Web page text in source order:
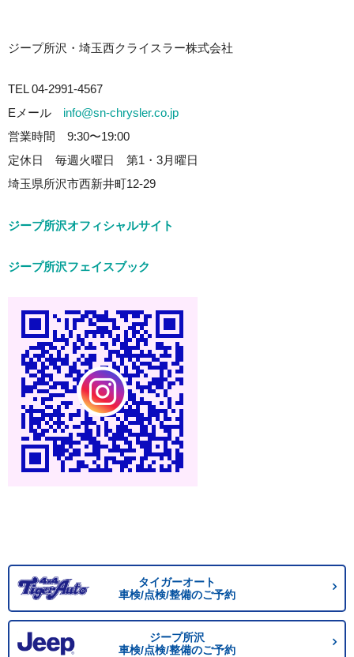
ジープ所沢・埼玉西クライスラー株式会社
TEL 04-2991-4567
Eメール info@sn-chrysler.co.jp
営業時間 9:30〜19:00
定休日 毎週火曜日 第1・3月曜日
埼玉県所沢市西新井町12-29
ジープ所沢オフィシャルサイト
ジープ所沢フェイスブック
タイガーオート
車検/点検/整備のご予約
ジープ所沢
車検/点検/整備のご予約